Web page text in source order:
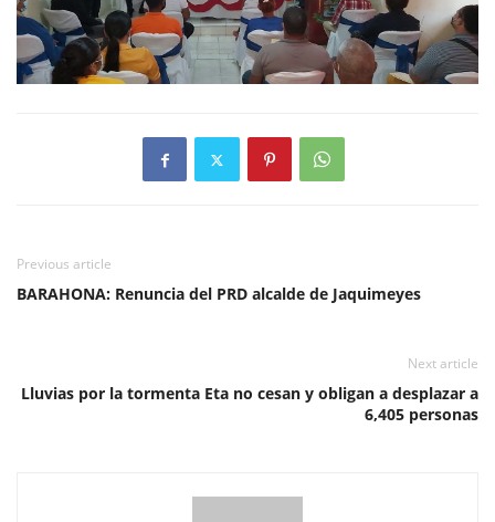
Previous article
BARAHONA: Renuncia del PRD alcalde de Jaquimeyes
Next article
Lluvias por la tormenta Eta no cesan y obligan a desplazar a
6,405 personas